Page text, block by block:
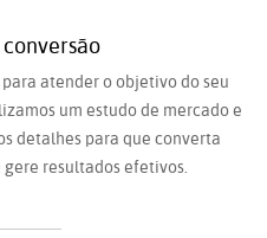
atender o objetivo do seu
um estudo de mercado e
detalhes para que converta
resultados efetivos.